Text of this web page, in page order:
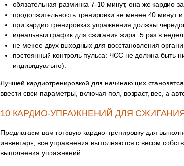
обязательная разминка 7-10 минут, она же кардио
продолжительность тренировки не менее 40 минут
при кардио тренировках упражнения должны
идеальный график для сжигания жира: 5 раз в
не менее двух выходных для восстановления
постоянный контроль пульса: ЧСС не должна быть
индивидуально).
Лучшей кардиотренировкой для начинающих
ввести свои параметры, включая пол, возраст, вес, а
10 КАРДИО-УПРАЖНЕНИЙ ДЛЯ
Предлагаем вам готовую кардио-тренировку для
инвентарь, все упражнения выполняются с весом
выполнения упражнений.